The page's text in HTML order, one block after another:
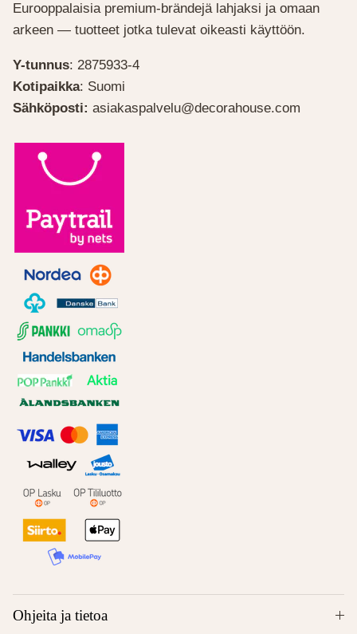
Eurooppalaisia premium-brändejä lahjaksi ja omaan
arkeen — tuotteet jotka tulevat oikeasti käyttöön.
Y-tunnus: 2875933-4
Kotipaikka: Suomi
Sähköposti: asiakaspalvelu@decorahouse.com
Ohjeita ja tietoa